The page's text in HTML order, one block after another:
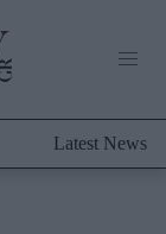
Latest News